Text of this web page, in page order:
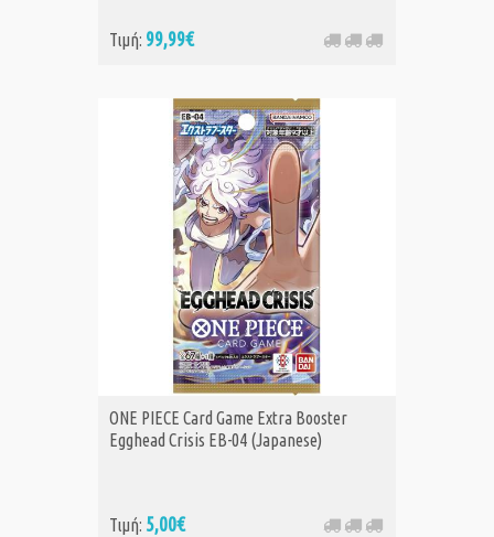
Τιμή: 99,99€
ONE PIECE Card Game Extra Booster
Egghead Crisis EB-04 (Japanese)
Τιμή: 5,00€